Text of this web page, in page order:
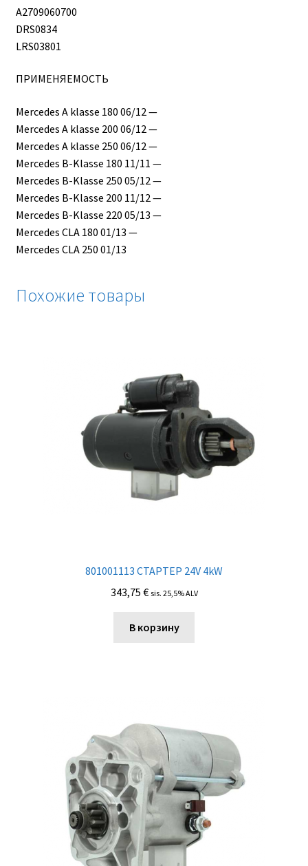
A2709060700
DRS0834
LRS03801
ПРИМЕНЯЕМОСТЬ
Mercedes A klasse 180 06/12 —
Mercedes A klasse 200 06/12 —
Mercedes A klasse 250 06/12 —
Mercedes B-Klasse 180 11/11 —
Mercedes B-Klasse 250 05/12 —
Mercedes B-Klasse 200 11/12 —
Mercedes B-Klasse 220 05/13 —
Mercedes CLA 180 01/13 —
Mercedes CLA 250 01/13
Похожие товары
801001113 СТАРТЕР 24V 4kW
343,75 € sis. 25,5% ALV
В корзину